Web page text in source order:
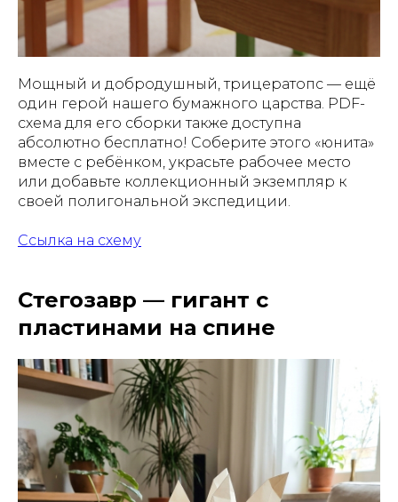
Мощный и добродушный, трицератопс — ещё
один герой нашего бумажного царства. PDF-
схема для его сборки также доступна
абсолютно бесплатно! Соберите этого «юнита»
вместе с ребёнком, украсьте рабочее место
или добавьте коллекционный экземпляр к
своей полигональной экспедиции.
Ссылка на схему
Стегозавр — гигант с
пластинами на спине